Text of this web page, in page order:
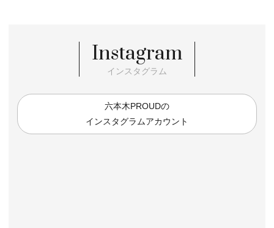
Instagram
インスタグラム
六本木PROUDの
インスタグラムアカウント